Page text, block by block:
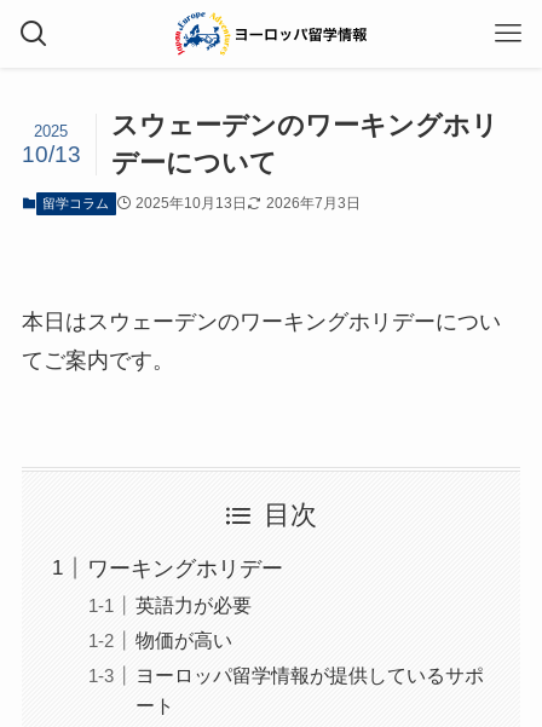
スウェーデンのワーキングホリ
デーについて
2025
10/13
留学コラム 2025年10月13日 2026年7月3日
本日はスウェーデンのワーキングホリデーについ
てご案内です。
目次
ワーキングホリデー
英語力が必要
物価が高い
ヨーロッパ留学情報が提供しているサポ
ート